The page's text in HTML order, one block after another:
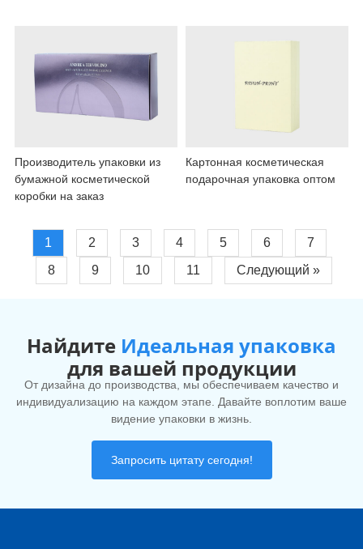
Производитель упаковки из
бумажной косметической
коробки на заказ
Картонная косметическая
подарочная упаковка оптом
1 2 3 4 5 6
7
8
9 10 11 Следующий »
Найдите Идеальная упаковка
для вашей продукции
От дизайна до производства, мы обеспечиваем качество и
индивидуализацию на каждом этапе. Давайте воплотим ваше
видение упаковки в жизнь.
Запросить цитату сегодня!